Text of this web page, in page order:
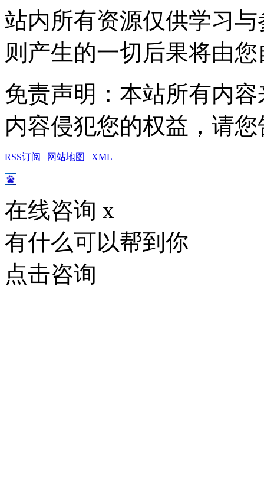
站内所有资源仅供学习
则产生的一切后果将由
免责声明：本站所有内
内容侵犯您的权益，请
RSS订阅 | 网站地图 | XML
在线咨询 x
有什么可以帮到你
点击咨询